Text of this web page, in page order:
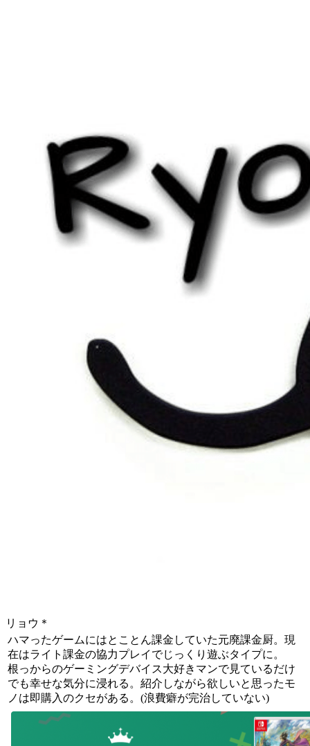
リョウ＊
ハマったゲームにはとことん課金していた元廃課金厨。現
在はライト課金の協力プレイでじっくり遊ぶタイプに。
根っからのゲーミングデバイス大好きマンで見ているだけ
でも幸せな気分に浸れる。紹介しながら欲しいと思ったモ
ノは即購入のクセがある。(浪費癖が完治していない)